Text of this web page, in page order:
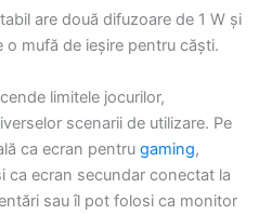
are două difuzoare de 1 W și
o mufă de ieșire pentru căști.
limitele jocurilor,
scenarii de utilizare. Pe
ca ecran pentrugaming,
ca ecran secundar conectat la
sau îl pot folosi ca monitor